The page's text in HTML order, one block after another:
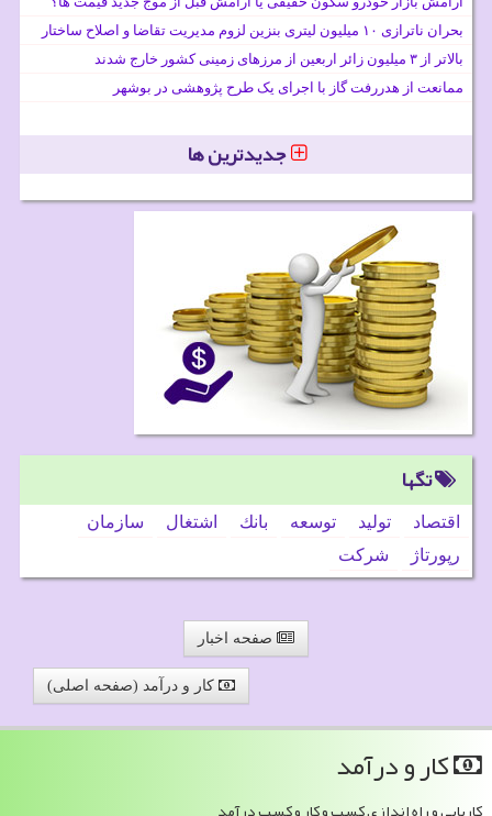
بحران ناترازی ۱۰ میلیون لیتری بنزین لزوم مدیریت تقاضا و اصلاح ساختار
بالاتر از ۳ میلیون زائر اربعین از مرزهای زمینی کشور خارج شدند
ممانعت از هدررفت گاز با اجرای یک طرح پژوهشی در بوشهر
جدیدترین ها
تگها
اقتصاد تولید توسعه بانك اشتغال
سازمان
رپورتاژ
شركت
صفحه اخبار
کار و درآمد (صفحه اصلی)
كار و درآمد